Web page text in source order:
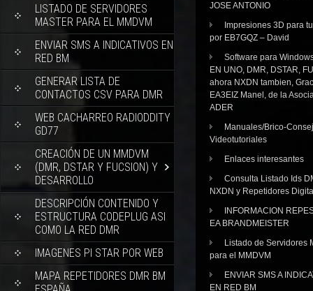
LISTADO DE SERVIDORES
MASTER PARA EL MMDVM
ENVIAR SMS A INDICATIVOS EN
RED BM
GENERAR LISTA DE
CONTACTOS CSV PARA DMR
WEB CACHARREO RADIODDITY
GD77
CREACIÓN DE UN MMDVM
(DMR, DSTAR Y FUCSION) Y
DESARROLLO
DESCRIPCIÓN CONTENIDO Y
ESTRUCTURA CODEPLUG ASI
COMO LA RED DMR
IMAGENES PI STAR POR WEB
MAPA REPETIDORES DMR BM
JOSE ANTONIO
Impresiones 3D para
por EB7GQZ – David
Software para
EN UNO, DMR, DSTAR,
ahora NXDN tambien,
EA3EIZ Manel, de la
ADER
Manuales/Brico-
Videotutoriales
Enlaces interesantes
Consulta Listado Ids
NXDN y Repetidores
INFORMACION
EA BRANDMEISTER
Listado de Servidores
para el MMDVM
ENVIAR SMS A
EN RED BM